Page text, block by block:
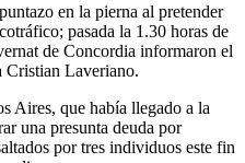
en la pierna al pretender
pasada la 1.30 horas de
de Concordia informaron el
Cristian Laveriano.
Aires, que había llegado a la
una presunta deuda por
por tres individuos este fin